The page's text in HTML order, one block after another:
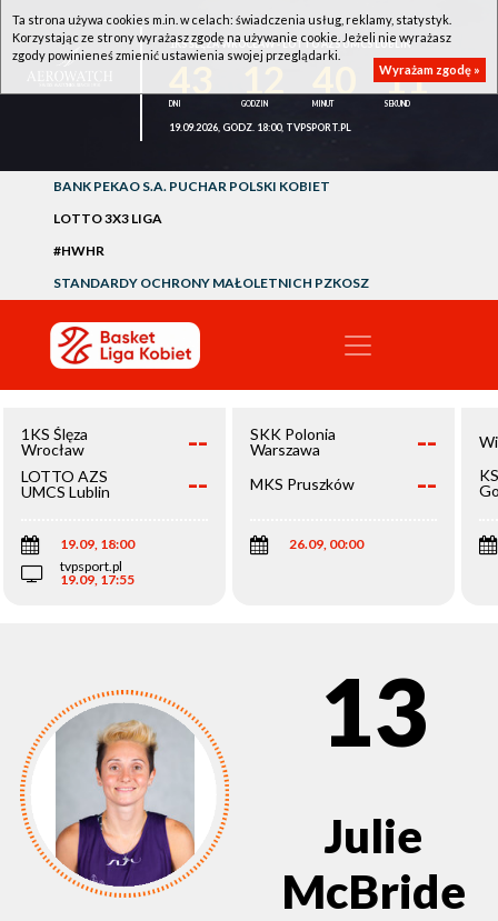
1KS ŚLĘZA WROCŁAW - LOTTO AZS UMCS LUBLIN
11
19.09.2026, GODZ. 18:00, TVPSPORT.PL
BANK PEKAO S.A. PUCHAR POLSKI KOBIET
LOTTO 3X3 LIGA
#HWHR
STANDARDY OCHRONY MAŁOLETNICH PZKOSZ
1KS Ślęza
Wrocław
--
LOTTO AZS
UMCS Lublin
--
19.09, 18:00
tvpsport.pl
19.09, 17:55
SKK Polonia
Warszawa
--
MKS Pruszków --
26.09, 00:00
13
Julie
McBride
Ta strona używa cookies m.in. w celach: świadczenia usług, reklamy, statystyk.
Korzystając ze strony wyrażasz zgodę na używanie cookie. Jeżeli nie wyrażasz
zgody powinieneś zmienić ustawienia swojej przeglądarki.
Wyrażam zgodę »